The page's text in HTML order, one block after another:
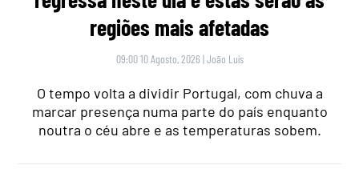
regiões mais afetadas
09:00 10 Agosto, 2026 |João Luís
O tempo volta a dividir Portugal, com chuva a
marcar presença numa parte do país enquanto
noutra o céu abre e as temperaturas sobem.